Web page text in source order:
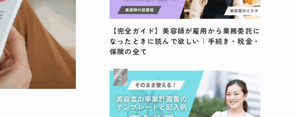
【完全ガイド】美容師が雇用から業務委託に
なったときに読んで欲しい｜手続き・税金・
保険の全て